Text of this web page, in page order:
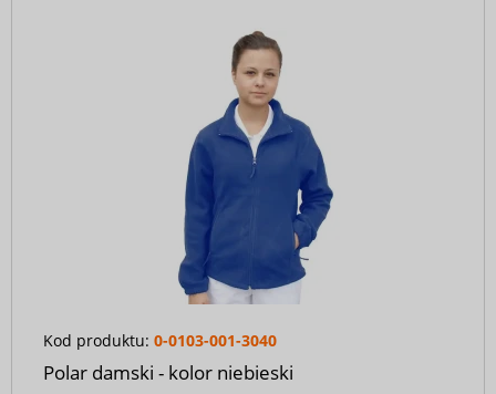
Kod produktu: 0-0103-001-3040
Polar damski - kolor niebieski